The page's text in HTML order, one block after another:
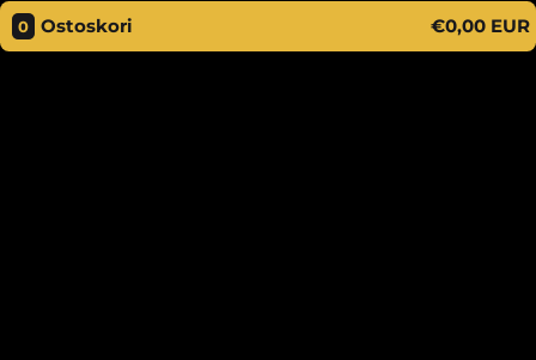
0 Ostoskori €0,00 EUR